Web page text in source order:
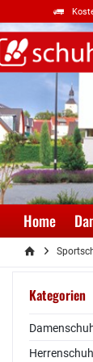
Home
Kategorien